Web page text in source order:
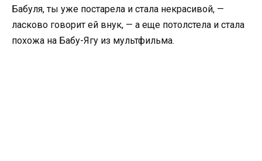
Бабуля, ты уже постарела и стала некрасивой, —
ласково говорит ей внук, — а еще потолстела и стала
похожа на Бабу-Ягу из мультфильма.